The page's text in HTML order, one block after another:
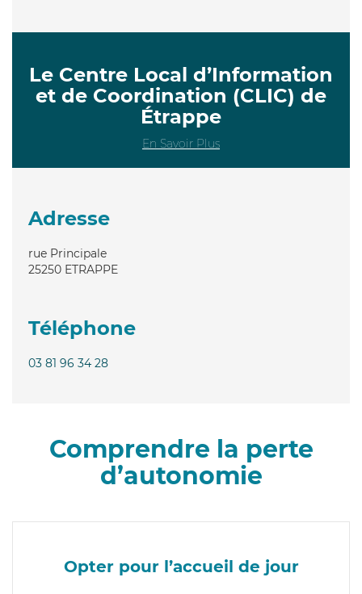
Le Centre Local d’Information
et de Coordination (CLIC) de
Étrappe
En Savoir Plus
Adresse
rue Principale
25250 ETRAPPE
Téléphone
03 81 96 34 28
Comprendre la perte
d’autonomie
Opter pour l’accueil de jour